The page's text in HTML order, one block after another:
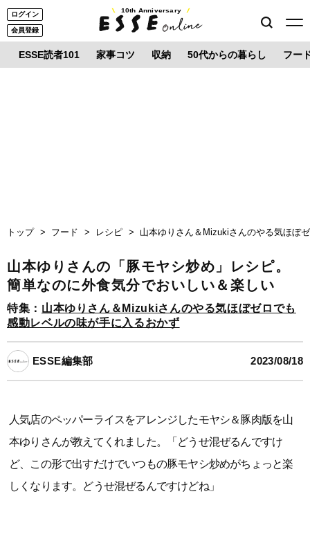
ログイン
会員登録
10th Anniversary
ESSE読者101 家事コツ 収納 50代からの暮らし フー
トップ フード レシピ 山本ゆりさん＆Mizukiさんのやる気ほぼ
山本ゆりさんの「豚モヤシ炒め」レシピ。
簡単なのに外食気分でおいしい＆楽しい
特集： 山本ゆりさん＆Mizukiさんのやる気ほぼゼロでも
感動レベルの味が手に入るおかず
ESSE編集部 2023/08/18
人気店のペッパーライスをアレンジしたモヤシ＆豚肉版を山
本ゆりさんが教えてくれました。「どうせ混ぜるんですけ
ど、この形で出すだけでいつもの豚モヤシ炒めがちょっと楽
しくなります。どうせ混ぜるんですけどね」